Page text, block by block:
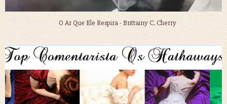
O Ar Que Ele Respira - Brittainy C. Cherry